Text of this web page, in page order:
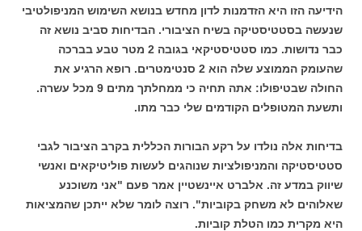
הידיעה הזו היא הזדמנות לדון מחדש בנושא השימוש המניפולטיבי
שנעשה בסטטיסטיקה בשיח הציבורי. הבדיחות סביב נושא זה
כבר נדושות. כמו סטטיסטיקאי בגובה 2 מטר טבע בברכה
שהעומק הממוצע שלה הוא 2 סנטימטרים. רופא הרגיע את
החולה שבטיפולו: אתה תחיה כי ממחלתך מתים 9 מכל עשרה.
ותשעת המטופלים הקודמים שלי כבר מתו.
בדיחות אלה נולדו על רקע הבורות הכללית בקרב הציבור לגבי
סטטיסטיקה והמניפולציות שנוהגים לעשות פוליטיקאים ואנשי
שיווק במדע זה. אלברט איינשטיין אמר פעם "אני משוכנע
שאלוהים לא משחק בקוביות". רוצה לומר שלא ייתכן שהמציאות
היא מקרית כמו הטלת קוביות.